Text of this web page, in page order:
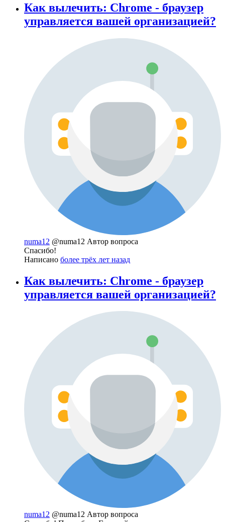
Как вылечить: Chrome - браузер
управляется вашей организацией?
numa12 @numa12 Автор вопроса
Спасибо!
Написано более трёх лет назад
Как вылечить: Chrome - браузер
управляется вашей организацией?
numa12 @numa12 Автор вопроса